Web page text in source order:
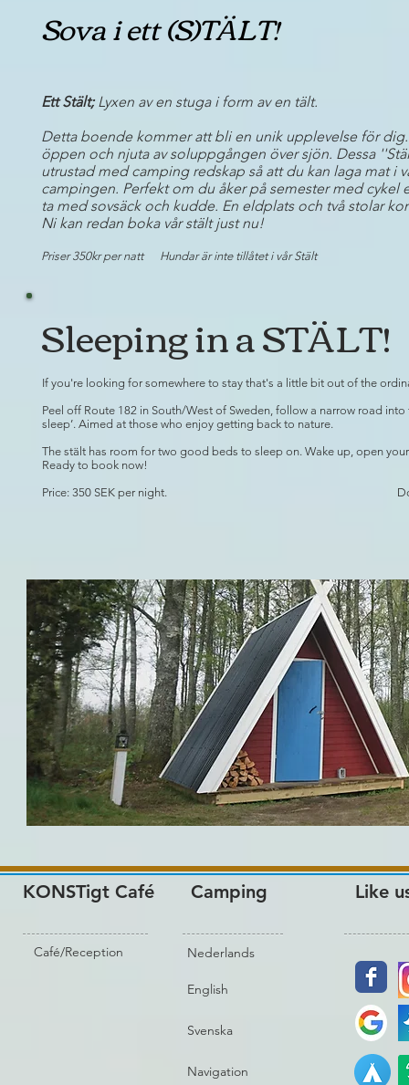
Sova i ett (S)TÄLT!
Ett Stält; Lyxen av en stuga i form av en tält.
Detta boende kommer att bli en unik upplevelse för dig.
öppen och njuta av soluppgången över sjön. Dessa
utrustad med camping redskap så att du kan laga mat i
campingen. Perfekt om du åker på semester med cykel
ta med sovsäck och kudde. En eldplats och två stolar
Ni kan redan boka vår stält just nu!
Priser 350kr per natt Hundar är inte tillåtet i vår Stält
Sleeping in a STÄLT!
If you're looking for somewhere to stay that's a little bit out of the
Peel off Route 182 in South/West of Sweden, follow a narrow road
sleep’. Aimed at those who enjoy getting back to nature.
The stält has room for two good beds to sleep on. Wake up, open
Ready to book now!
Price: 350 SEK per night. Dogs are not
KONSTigt Café Camping
Café/Reception Nederlands
English
Svenska
Navigation
Like